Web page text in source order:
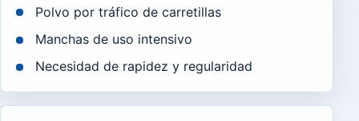
Polvo por tráfico de carretillas
Manchas de uso intensivo
Necesidad de rapidez y regularidad